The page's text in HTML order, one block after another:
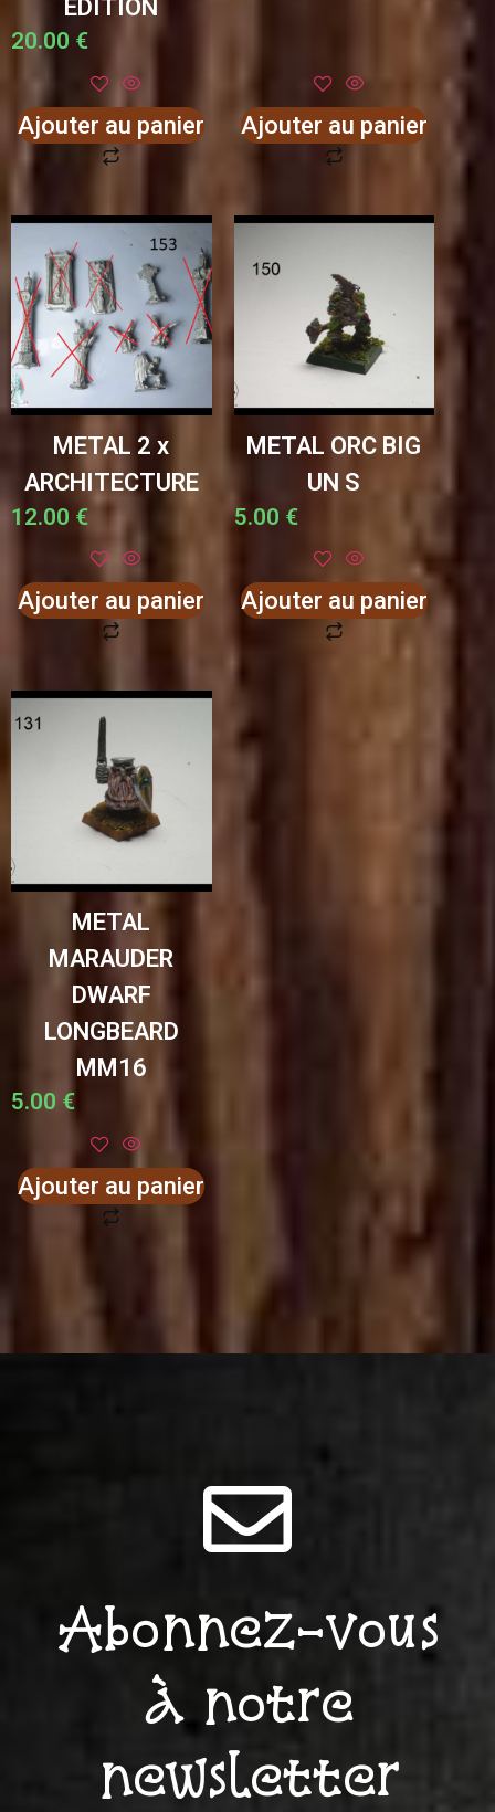
EDITION
20.00 €
Ajouter au panier Ajouter au panier
METAL 2 x
ARCHITECTURE
12.00 €
Ajouter au panier
METAL ORC BIG
UN S
5.00 €
Ajouter au panier
METAL
MARAUDER
DWARF
LONGBEARD
MM16
5.00 €
Ajouter au panier
Abonnez-vous
à notre
newsletter